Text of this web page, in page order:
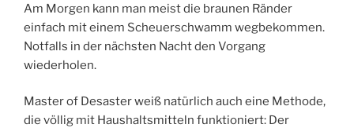
Am Morgen kann man meist die braunen Ränder
einfach mit einem Scheuerschwamm wegbekommen.
Notfalls in der nächsten Nacht den Vorgang
wiederholen.
Master of Desaster weiß natürlich auch eine Methode,
die völlig mit Haushaltsmitteln funktioniert: Der